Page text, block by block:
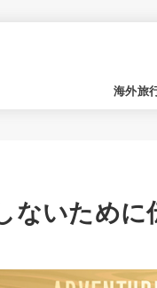
海外旅
ないため